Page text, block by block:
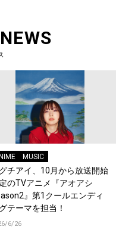
MUSIC
チアイ、10月から放送開始
のTVアニメ『アオアシ
』第1クールエンディ
テーマを担当！
6/26